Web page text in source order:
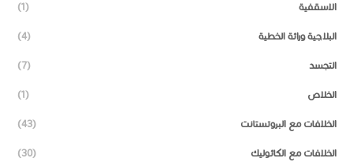
الاسقفية (1)
البلاجية وراثة الخطية (4)
التجسد (7)
الخلاص (1)
الخلافات مع البروتستانت (43)
الخلافات مع الكاثوليك (30)